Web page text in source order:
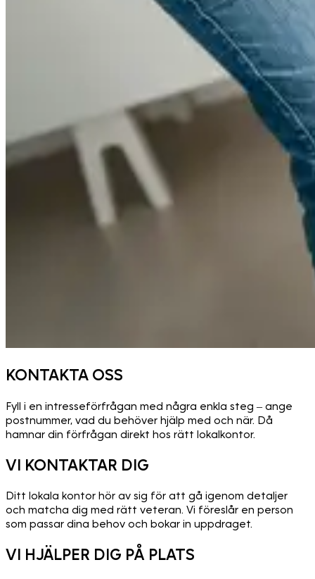
KONTAKTA OSS
Fyll i en intresseförfrågan med några enkla steg – ange
postnummer, vad du behöver hjälp med och när. Då
hamnar din förfrågan direkt hos rätt lokalkontor.
VI KONTAKTAR DIG
Ditt lokala kontor hör av sig för att gå igenom detaljer
och matcha dig med rätt veteran. Vi föreslår en person
som passar dina behov och bokar in uppdraget.
VI HJÄLPER DIG PÅ PLATS